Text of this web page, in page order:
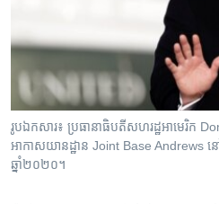
រំលង​
ទៅ​
កាន់​
ទំព័រ​
ស្វែង​
បណ្តាញ​សង្គម
ភាសា
រូបឯកសារ៖ ប្រធានាធិបតីសហរដ្ឋអាមេរិក
អាកាសយានដ្ឋាន Joint Base Andrews ន
ឆ្នាំ២០២០។